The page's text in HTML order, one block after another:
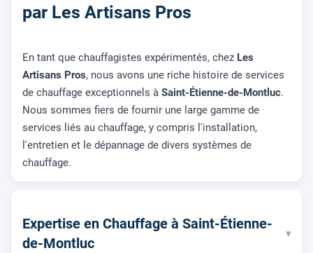
par Les Artisans Pros
En tant que chauffagistes expérimentés, chez Les
Artisans Pros, nous avons une riche histoire de services
de chauffage exceptionnels à Saint-Étienne-de-Montluc.
Nous sommes fiers de fournir une large gamme de
services liés au chauffage, y compris l'installation,
l'entretien et le dépannage de divers systèmes de
chauffage.
Expertise en Chauffage à Saint-Étienne-
de-Montluc
▾